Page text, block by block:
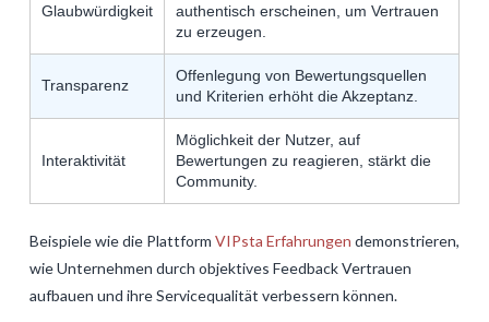
Glaubwürdigkeit
authentisch erscheinen, um Vertrauen
zu erzeugen.
Transparenz
Offenlegung von Bewertungsquellen
und Kriterien erhöht die Akzeptanz.
Interaktivität
Möglichkeit der Nutzer, auf
Bewertungen zu reagieren, stärkt die
Community.
Beispiele wie die Plattform VIPsta Erfahrungen demonstrieren,
wie Unternehmen durch objektives Feedback Vertrauen
aufbauen und ihre Servicequalität verbessern können.